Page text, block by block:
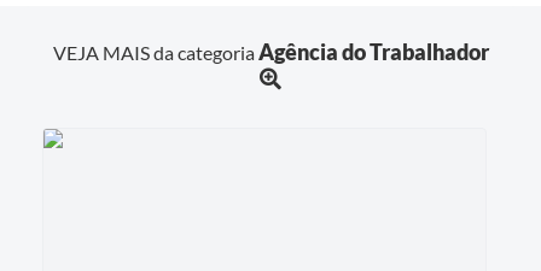
VEJA MAIS da categoriaAgência do Trabalhador